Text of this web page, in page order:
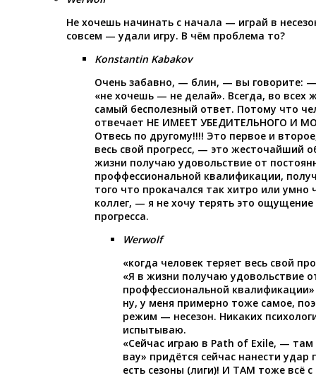
Не хочешь начинать с начала — играй в
совсем — удали игру. В чём проблема то?
Konstantin Kabakov
Очень забавно, — блин, — вы говорите:
«не хочешь — не делай». Всегда, во всех
самый бесполезный ответ. Потому что
отвечает НЕ ИМЕЕТ УБЕДИТЕЛЬНОГО И
Отвесь по другому!!!! Это первое и
весь свой прогресс, — это жесточайший
жизни получаю удовольствие от
проффессиональной квалификации,
того что прокачался так хитро или умно
коллег, — я не хочу терять это
прогресса.
Werwolf
«когда человек теряет весь свой
«Я в жизни получаю удовольствие
проффессиональной квалификации»
ну, у меня примерно тоже самое,
режим — несезон. Никаких
испытываю.
«Сейчас играю в Path of Exile, —
вау» придётся сейчас нанести
есть сезоны (лиги)! И ТАМ тоже всё